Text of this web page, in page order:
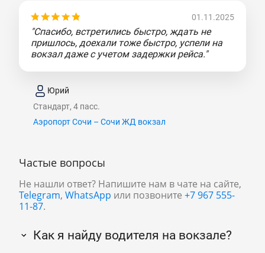
01.11.2025
"Спасибо, встретились быстро, ждать не
пришлось, доехали тоже быстро, успели на
вокзал даже с учетом задержки рейса."
Юрий
Стандарт, 4 пасс.
Аэропорт Сочи – Сочи ЖД вокзал
Частые вопросы
Не нашли ответ? Напишите нам в чате на сайте,
Telegram, WhatsApp или позвоните +7 967 555-
11-87.
Как я найду водителя на вокзале?